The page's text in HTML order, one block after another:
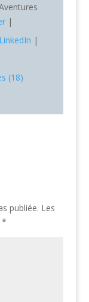
|
LinkedIn |
(18)
publiée. Les
*